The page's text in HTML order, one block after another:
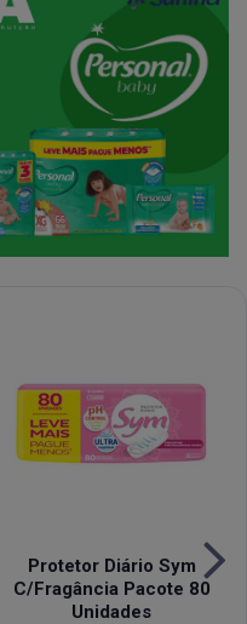
Protetor Diário Sym
C/Fragância Pacote 80
Unidades